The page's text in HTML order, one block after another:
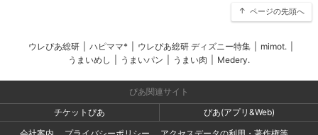
ページの先頭へ
ウレぴあ総研 ハピママ* ウレぴあ総研 ディズニー特集 mimot.
うまいめし
うまいパン うまい肉 Medery.
ぴあ関連サイト
チケットぴあ
ぴあ(アプリ&Web)